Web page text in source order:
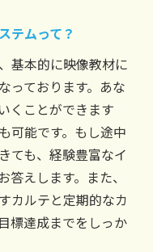
テムって？
基本的に映像教材に
っております。あな
くことができます
可能です。もし途中
ても、経験豊富なイ
えします。また、
カルテと定期的なカ
標達成までをしっか